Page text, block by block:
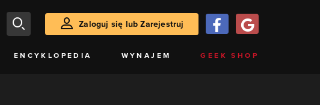
Zaloguj się lub Zarejestruj
ENCYKLOPEDIA WYNAJEM GEEK SHOP